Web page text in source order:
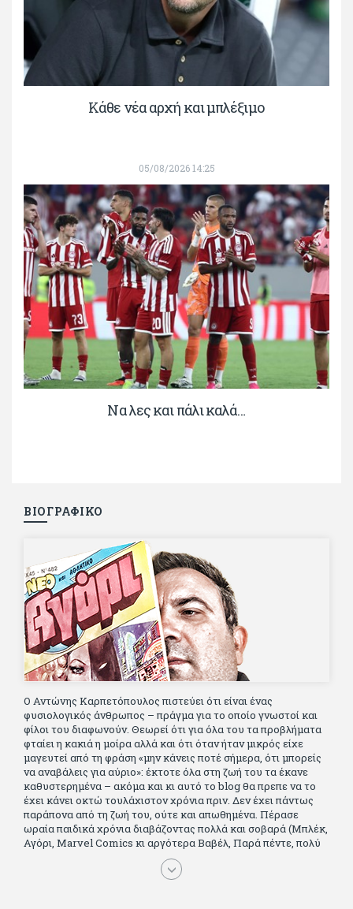
Κάθε νέα αρχή και μπλέξιμο
05/08/2026 14:25
Να λες και πάλι καλά…
ΒΙΟΓΡΑΦΙΚΟ
Ο Αντώνης Καρπετόπουλος πιστεύει ότι είναι ένας
φυσιολογικός άνθρωπος – πράγμα για το οποίο γνωστοί και
φίλοι του διαφωνούν. Θεωρεί ότι για όλα του τα προβλήματα
φταίει η κακιά η μοίρα αλλά και ότι όταν ήταν μικρός είχε
μαγευτεί από τη φράση «μην κάνεις ποτέ σήμερα, ότι μπορείς
να αναβάλεις για αύριο»: έκτοτε όλα στη ζωή του τα έκανε
καθυστερημένα – ακόμα και κι αυτό το blog θα πρεπε να το
έχει κάνει οκτώ τουλάχιστον χρόνια πριν. Δεν έχει πάντως
παράπονα από τη ζωή του, ούτε και απωθημένα. Πέρασε
ωραία παιδικά χρόνια διαβάζοντας πολλά και σοβαρά (Μπλέκ,
Αγόρι, Μarvel Comics κι αργότερα Βαβέλ, Παρά πέντε, πολύ
Αλέξανδρο Δουμά και αρκετό Ιούλιο Βέρν πριν τον κερδίσουν
τα αστυνομικά), απέκτησε τους σωστούς φίλους κυρίως γιατί